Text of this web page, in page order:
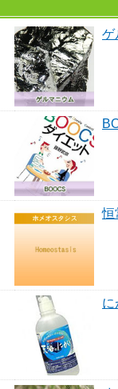
ゲ
恒
に